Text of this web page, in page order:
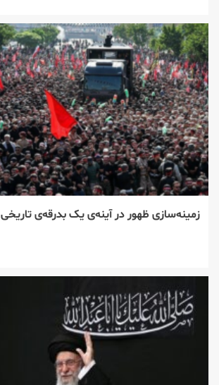
زمینه‌سازی ظهور در آینه‌ی یک بدرقه‌ی تاریخی